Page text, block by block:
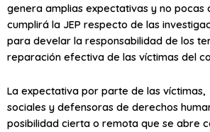
genera amplias expectativas y no pocas
cumplirá la JEP respecto de las
para develar la responsabilidad de los
reparación efectiva de las víctimas del
La expectativa por parte de las
sociales y defensoras de derechos
posibilidad cierta o remota que se abre